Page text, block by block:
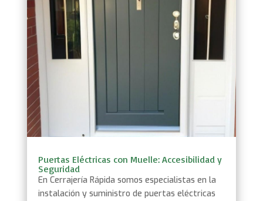
Puertas Eléctricas con Muelle: Accesibilidad y
Seguridad
En Cerrajería Rápida somos especialistas en la
instalación y suministro de puertas eléctricas